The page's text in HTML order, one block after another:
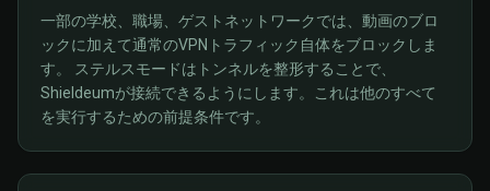
一部の学校、職場、ゲストネットワークでは、動画のブロ
ックに加えて通常のVPNトラフィック自体をブロックしま
す。 ステルスモードはトンネルを整形することで、
Shieldeumが接続できるようにします。これは他のすべて
を実行するための前提条件です。